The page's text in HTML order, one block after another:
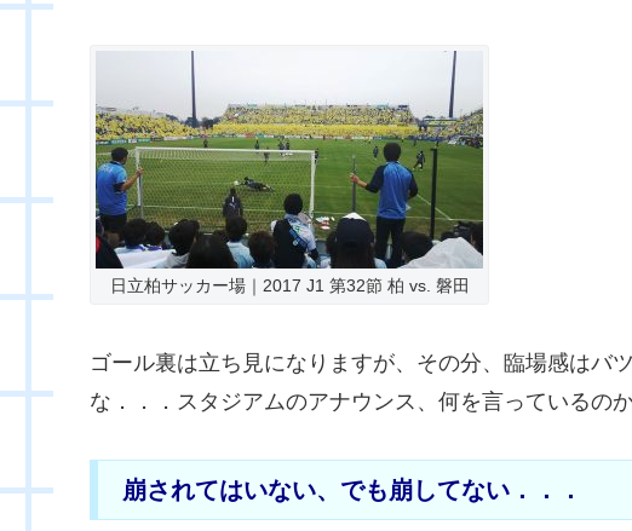
日立柏サッカー場｜2017 J1 第32節 柏 vs. 磐田
ゴール裏は立ち見になりますが、その分、臨場感はバ
な．．．スタジアムのアナウンス、何を言っているの
崩されてはいない、でも崩してない．．．